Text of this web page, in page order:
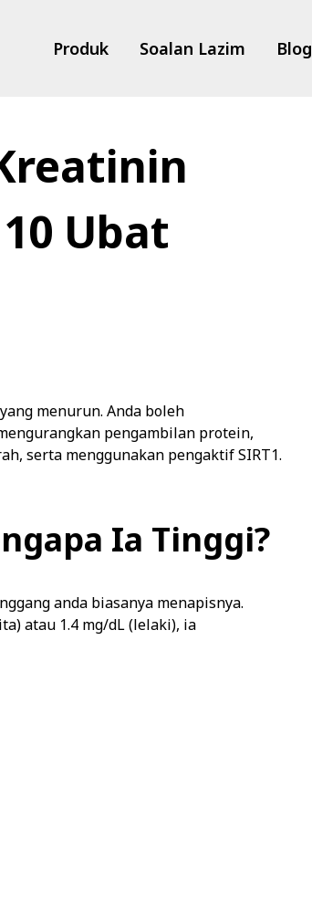
Produk Soalan Lazim Blog
Ubat
menurun. Anda boleh
pengambilan protein,
serta menggunakan pengaktif SIRT1.
Ia Tinggi?
anda biasanya menapisnya.
atau 1.4 mg/dL (lelaki), ia